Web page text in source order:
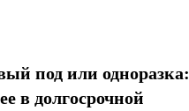
под или одноразка:
в долгосрочной